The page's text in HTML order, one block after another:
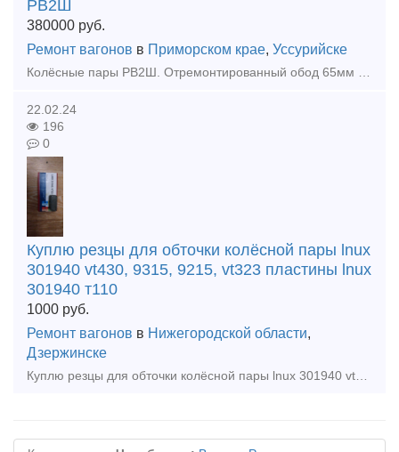
РВ2Ш
380000 руб.
Ремонт вагонов в Приморском крае, Уссурийске
Колёсные пары РВ2Ш. Отремонтированный обод 65мм и более
22.02.24
196
0
Куплю резцы для обточки колёсной пары lnux
301940 vt430, 9315, 9215, vt323 пластины lnux
301940 т110
1000 руб.
Ремонт вагонов в Нижегородской области,
Дзержинске
Куплю резцы для обточки колёсной пары lnux 301940 vt430, 9315, 9215, vt323 пластины lnux 301940 vt323 vpt-nn пластины тангенциальные lnux 301940 sn-dm 9215, pramet7715 lnmx 301940-56 grade vt110 p